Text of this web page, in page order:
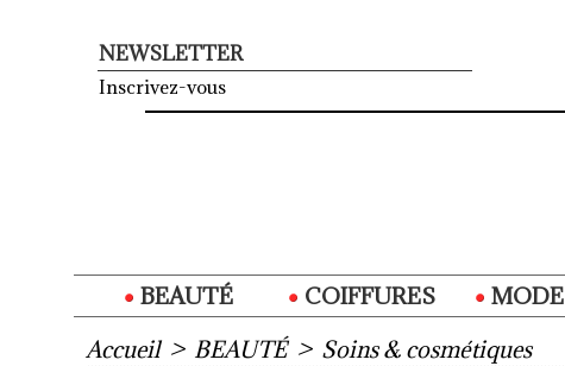
NEWSLETTER
Inscrivez-vous
BEAUTÉ COIFFURES MODE
Accueil > BEAUTÉ > Soins & cosmétiques